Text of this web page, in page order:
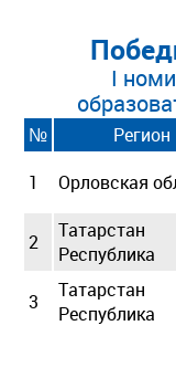
I
№ Регион
1
Орловская
2
Татарстан
Республика
3
Татарстан
Республика